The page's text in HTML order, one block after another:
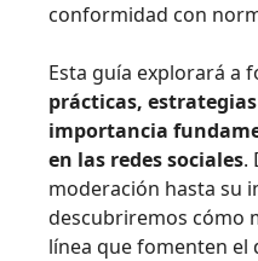
conformidad con
Esta guía explorará a
prácticas,
importancia
en las redes sociales.
moderación hasta su
descubriremos cómo
línea que fomenten el